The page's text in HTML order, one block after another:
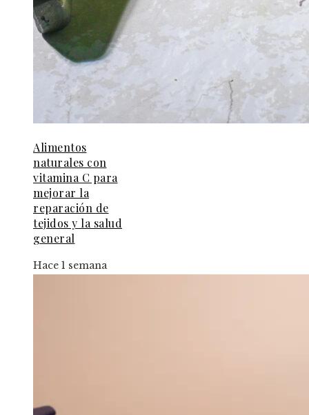
Alimentos
naturales con
vitamina C para
mejorar la
reparación de
tejidos y la salud
general
Hace 1 semana